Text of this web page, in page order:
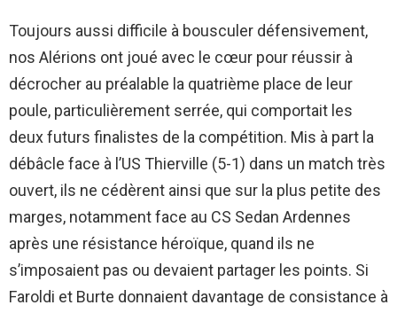
Toujours aussi difficile à bousculer défensivement,
nos Alérions ont joué avec le cœur pour réussir à
décrocher au préalable la quatrième place de leur
poule, particulièrement serrée, qui comportait les
deux futurs finalistes de la compétition. Mis à part la
débâcle face à l’US Thierville (5-1) dans un match très
ouvert, ils ne cédèrent ainsi que sur la plus petite des
marges, notamment face au CS Sedan Ardennes
après une résistance héroïque, quand ils ne
s’imposaient pas ou devaient partager les points. Si
Faroldi et Burte donnaient davantage de consistance à